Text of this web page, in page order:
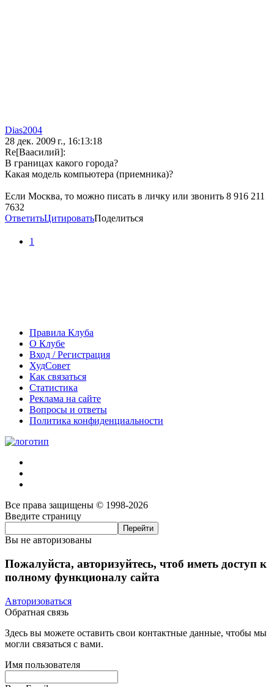
Dias2004
28 дек. 2009 г., 16:13:18
Re[Ваасилий]:
В границах какого города?
Какая модель компьютера (приемника)?
Если Москва, то можно писать в личку или звонить 8 916 211
7632
ОтветитьЦитироватьПоделиться
1
Правила Клуба
О Клубе
Вход / Регистрация
ХудСовет
Как связаться
Статистика
Реклама на сайте
Вопросы и ответы
Политика конфиденциальности
Все права защищены © 1998-2026
Введите страницу
Вы не авторизованы
Пожалуйста, авторизуйтесь, чтоб иметь доступ к
полному функционалу сайта
Авторизоваться
Обратная связь
Здесь вы можете оставить свои контактные данные, чтобы мы
могли связаться с вами.
Имя пользователя